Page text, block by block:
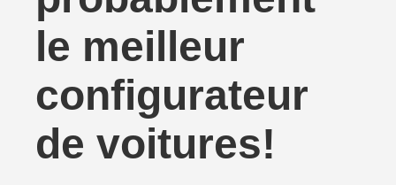
le meilleur
configurateur
de voitures!